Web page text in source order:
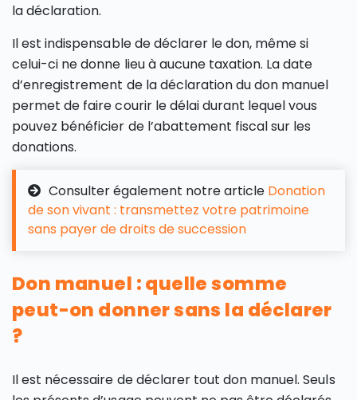
la déclaration.
Il est indispensable de déclarer le don, même si
celui-ci ne donne lieu à aucune taxation. La date
d’enregistrement de la déclaration du don manuel
permet de faire courir le délai durant lequel vous
pouvez bénéficier de l’abattement fiscal sur les
donations.
Consulter également notre article Donation
de son vivant : transmettez votre patrimoine
sans payer de droits de succession
Don manuel : quelle somme
peut-on donner sans la déclarer
?
Il est nécessaire de déclarer tout don manuel. Seuls